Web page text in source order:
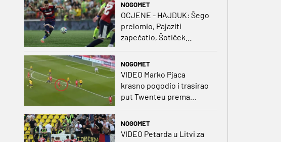
NOGOMET
OCJENE - HAJDUK: Šego
prelomio, Pajaziti
zapečatio, Šotiček
NOGOMET
VIDEO Marko Pjaca
krasno pogodio i trasirao
put Twenteu prema
važnoj pobjedi
NOGOMET
VIDEO Petarda u Litvi za